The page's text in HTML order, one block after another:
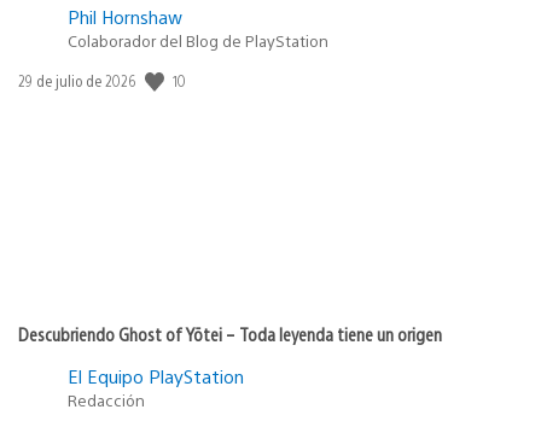
Phil Hornshaw
Colaborador del Blog de PlayStation
Fecha
29 de julio de 2026 10
Descubriendo Ghost of Yōtei – Toda leyenda tiene un origen
El Equipo PlayStation
Redacción